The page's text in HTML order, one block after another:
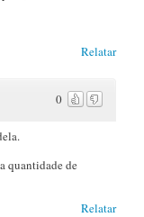
Relatar
0
quantidade de
Relatar